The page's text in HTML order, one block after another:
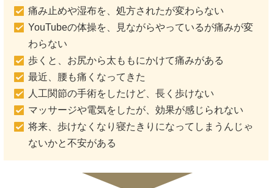
痛み止めや湿布を、処方されたが変わらない
YouTubeの体操を、見ながらやっているが痛みが変
わらない
歩くと、お尻から太ももにかけて痛みがある
最近、腰も痛くなってきた
人工関節の手術をしたけど、長く歩けない
マッサージや電気をしたが、効果が感じられない
将来、歩けなくなり寝たきりになってしまうんじゃ
ないかと不安がある